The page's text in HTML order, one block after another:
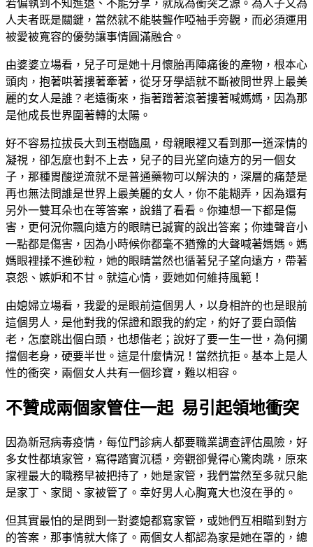
若偏執到不知進退、不能分享，就成為衝突之源。為人子又為
人夫者既是關鍵，當然就不能裝聾作啞袖手旁觀，而必須運用
被愛被寬容的優勢讓事情圓滿融合。
由婆婆立場看，兒子可是她十月懷胎再陣痛後的產物，根本心
頭肉，抱著哄著摟著牽著，從牙牙學語就不斷被問世界上最美
麗的女人是誰？老遠衝來，指著蹭著滾著摟著喊媽媽，因為那
是他成長世界圍著轉的太陽。
好不容易拉拔長大到玉樹臨風，母親眼裡又看到那一道深情的
凝視，卻怎麼也對不上去，兒子的目光望向遠方的另一個女
子，那種胃酸逆流就不是普通藥物可以解決的，深層的痛楚是
再也無法問誰是世界上最美麗的女人，你不能糊弄，因為還有
另外一雙耳朵也在等答案，說錯了看看。你連想一下都是傷
害，更何況你飄向遠方的眼睛已誠實的說出答案；你連聲音小
一點都是傷害，因為小時候你都毫不猶豫的大聲喊著媽媽。媽
媽眼裡揉不進砂粒，她的眼睛當然也循著兒子望向遠方，帶著
哀怨、嫉妒和不甘。就這心情，要她如何維持風範！
由媳婦立場看，我愛的是眼前這個男人，以身相許的也是眼前
這個男人，是他對我的保證和跟我的約定，約好了要白頭偕
老，怎麼跳出個白頭，也想偕老；說好了要一生一世，為何攔
擋個老身，硬要半世。這是什麼情況！當然抗拒。基本上是人
性的衝突，兩個女人共有一個珍寶，難以相容。
不贊成兩個家管住一起 易引起領地衝突
因為新冠病毒疫情，每位門診病人都要職業調查評估風險，好
多女性都填家管，寫得踏實沉穩，旁觀卻覺得心驚肉跳，原來
家裡最大的職務早被把持了，她是家管，我們當然至多就只能
是家丁、家閒、家被管了。幸好男人心胸寬大也沒在爭的。
但其實最怕的是問到一對婆媳都寫家管，或她們互相瞄到對方
的答案，那事情就大條了。兩個女人都認為家是她在罩的，總